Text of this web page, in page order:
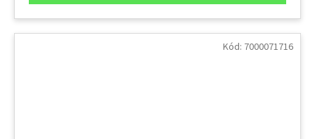
Kód: 7000071716